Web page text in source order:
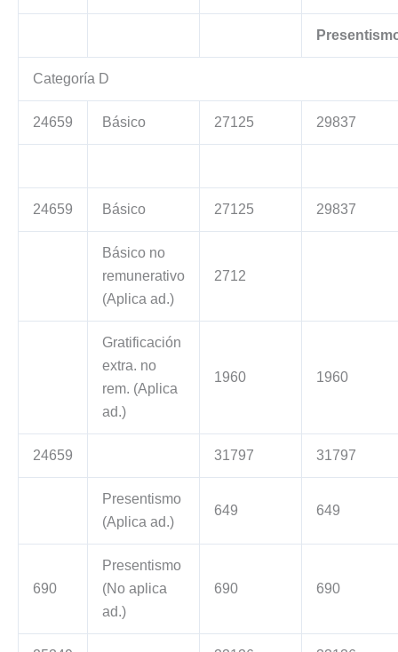
Categoría D
24659 Básico 27125 29837
24659 Básico 27125 29837
Básico no
remunerativo
(Aplica ad.)
2712
Gratificación
extra. no
rem. (Aplica
ad.)
1960 1960
24659 31797 31797
Presentismo
(Aplica ad.)
649 649
690
Presentismo
(No aplica
ad.)
690 690